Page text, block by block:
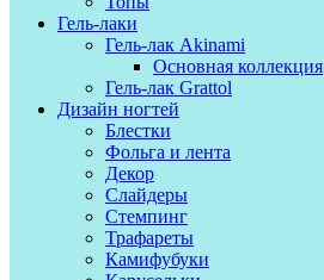
Гель-лаки
Гель-лак Akinami
Основная коллекция
Гель-лак Grattol
Дизайн ногтей
Блестки
Фольга и лента
Декор
Слайдеры
Стемпинг
Трафареты
Камифубуки